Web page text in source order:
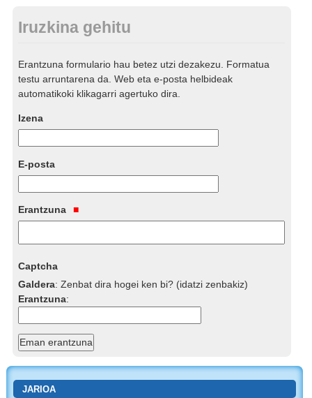
Iruzkina gehitu
Erantzuna formulario hau betez utzi dezakezu. Formatua
testu arruntarena da. Web eta e-posta helbideak
automatikoki klikagarri agertuko dira.
Izena
E-posta
Erantzuna
Captcha
Galdera:Zenbat dira hogei ken bi? (idatzi zenbakiz)
Erantzuna:
JARIOA